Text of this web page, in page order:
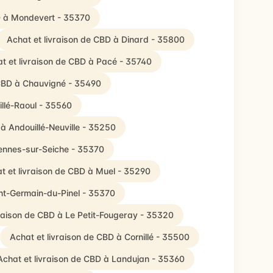
à Mondevert - 35370
Achat et livraison de CBD à Dinard - 35800
et livraison de CBD à Pacé - 35740
à Chauvigné - 35490
Raoul - 35560
Andouillé-Neuville - 35250
sur-Seiche - 35370
et livraison de CBD à Muel - 35290
Germain-du-Pinel - 35370
de CBD à Le Petit-Fougeray - 35320
Achat et livraison de CBD à Cornillé - 35500
et livraison de CBD à Landujan - 35360